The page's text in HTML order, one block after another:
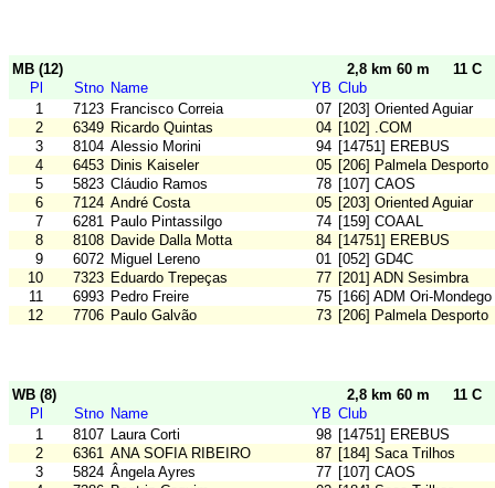
MB (12) 2,8 km 60 m
11 C
Pl
Stno Name YB Club
1
7123 Francisco Correia 07 [203] Oriented Aguiar
2
6349 Ricardo Quintas 04 [102] .COM
3
8104 Alessio Morini 94 [14751] EREBUS
4
6453 Dinis Kaiseler 05 [206] Palmela Desporto
5
5823 Cláudio Ramos 78 [107] CAOS
6
7124 André Costa 05 [203] Oriented Aguiar
7
6281 Paulo Pintassilgo 74 [159] COAAL
8
8108 Davide Dalla Motta 84 [14751] EREBUS
9
6072 Miguel Lereno 01 [052] GD4C
10
7323 Eduardo Trepeças 77 [201] ADN Sesimbra
11
6993 Pedro Freire 75 [166] ADM Ori-Mondego
12
7706 Paulo Galvão 73 [206] Palmela Desporto
WB (8) 2,8 km 60 m
11 C
Pl
Stno Name YB Club
1
8107 Laura Corti 98 [14751] EREBUS
2
6361 ANA SOFIA RIBEIRO 87 [184] Saca Trilhos
3
5824 Ângela Ayres 77 [107] CAOS